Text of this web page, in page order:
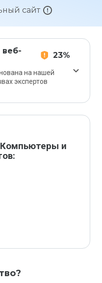
сайт
веб-
23%
на нашей
экспертов
и